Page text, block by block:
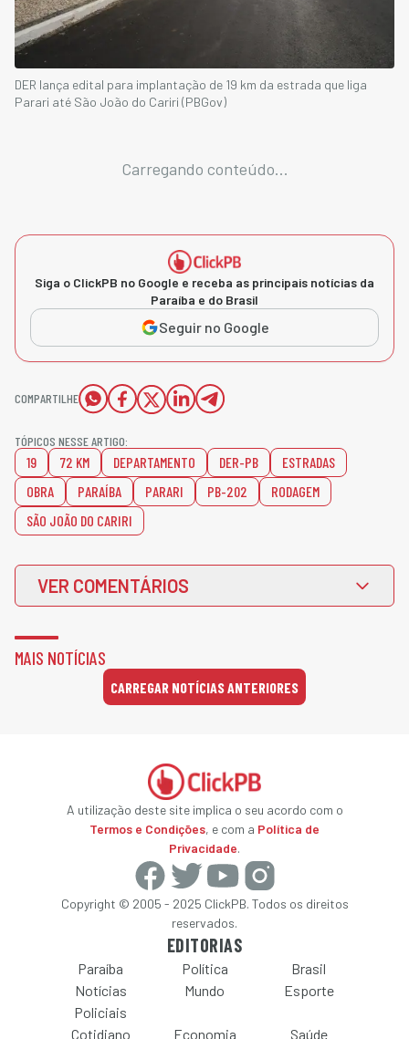
DER lança edital para implantação de 19 km da estrada que liga
Parari até São João do Cariri (PBGov)
Carregando conteúdo...
Siga o ClickPB no Google e receba as principais notícias da
Paraíba e do Brasil
Seguir no Google
COMPARTILHE
TÓPICOS NESSE ARTIGO:
19 72 KM DEPARTAMENTO DER-PB
ESTRADAS
OBRA
PARAÍBA PARARI PB-202
RODAGEM
SÃO JOÃO DO CARIRI
VER COMENTÁRIOS
MAIS NOTÍCIAS
CARREGAR NOTÍCIAS ANTERIORES
A utilização deste site implica o seu acordo com o
Termos e Condições, e com a Política de
Privacidade.
Copyright © 2005 - 2025 ClickPB. Todos os direitos
reservados.
EDITORIAS
Paraíba Política
Brasil
Notícias
Policiais
Mundo Esporte
Cotidiano Economia Saúde